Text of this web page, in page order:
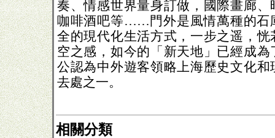
奏、情感世界量身訂做，國際畫廊
咖啡酒吧等……門外是風情萬種的石
全的現代化生活方式，一步之遥，
空之感，如今的「新天地」已經成
公認為中外遊客領略上海歷史文化
去處之一。
相關分類